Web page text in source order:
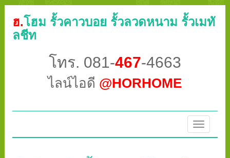
ฮ.โฮม รั้วคาวบอย รั้วลวดหนาม รั้วเมทั
ลชีท
โทร. 081-467-4663
ไลน์ไอดี @HORHOME
Toggle